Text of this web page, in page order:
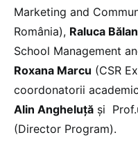
Marketing and
România), Raluca Bălan
School Management
Roxana Marcu (CSR
coordonatorii
Alin Angheluță și
(Director Program).